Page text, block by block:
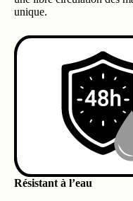
unique.
Résistant à l’eau